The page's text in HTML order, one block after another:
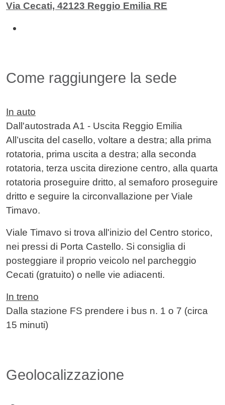
Via Cecati, 42123 Reggio Emilia RE
Come raggiungere la sede
In auto
Dall'autostrada A1 - Uscita Reggio Emilia
All’uscita del casello, voltare a destra; alla prima
rotatoria, prima uscita a destra; alla seconda
rotatoria, terza uscita direzione centro, alla quarta
rotatoria proseguire dritto, al semaforo proseguire
dritto e seguire la circonvallazione per Viale
Timavo.
Viale Timavo si trova all'inizio del Centro storico,
nei pressi di Porta Castello. Si consiglia di
posteggiare il proprio veicolo nel parcheggio
Cecati (gratuito) o nelle vie adiacenti.
In treno
Dalla stazione FS prendere i bus n. 1 o 7 (circa
15 minuti)
Geolocalizzazione